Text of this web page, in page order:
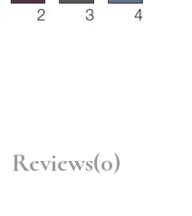
Reviews(0)